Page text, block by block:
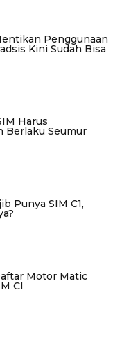
Penggunaan
Kini Sudah Bisa
Harus
Berlaku Seumur
Punya SIM C1,
Motor Matic
CI